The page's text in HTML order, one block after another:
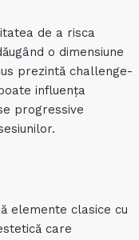
de a risca
o dimensiune
prezintă challenge-
influența
progressive
elemente clasice cu
care